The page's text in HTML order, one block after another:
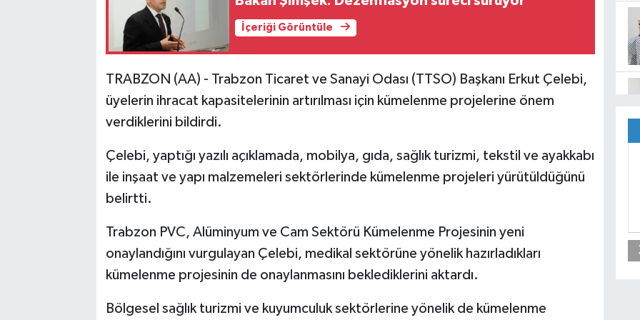
İçeriği Görüntüle
TRABZON (AA) - Trabzon Ticaret ve Sanayi Odası (TTSO) Başkanı Erkut Çelebi,
üyelerin ihracat kapasitelerinin artırılması için kümelenme projelerine önem
verdiklerini bildirdi.
Çelebi, yaptığı yazılı açıklamada, mobilya, gıda, sağlık turizmi, tekstil ve ayakkabı
ile inşaat ve yapı malzemeleri sektörlerinde kümelenme projeleri yürütüldüğünü
belirtti.
Trabzon PVC, Alüminyum ve Cam Sektörü Kümelenme Projesinin yeni
onaylandığını vurgulayan Çelebi, medikal sektörüne yönelik hazırladıkları
kümelenme projesinin de onaylanmasını beklediklerini aktardı.
Bölgesel sağlık turizmi ve kuyumculuk sektörlerine yönelik de kümelenme